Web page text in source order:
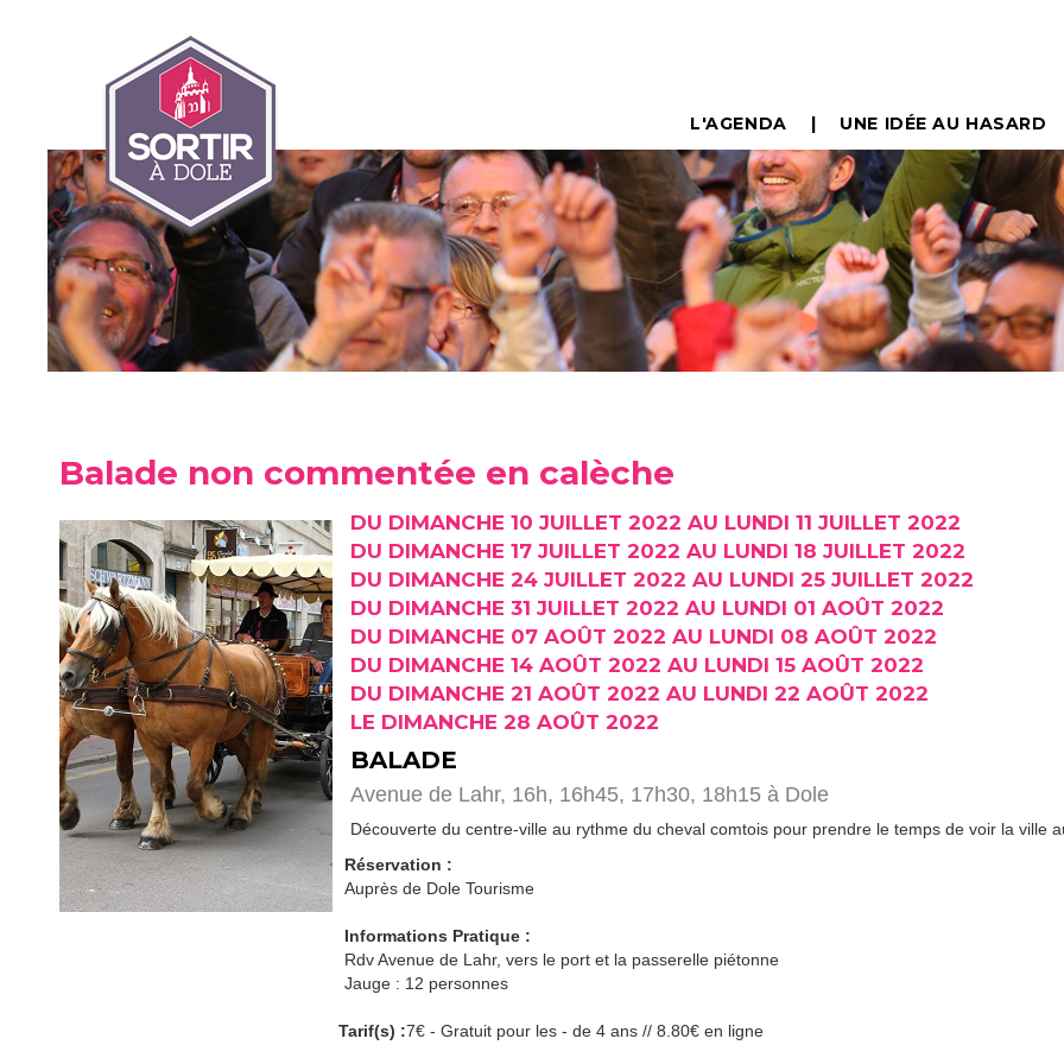
L'AGENDA UNE IDÉE AU HASARD
Balade non commentée en calèche
DU DIMANCHE 10 JUILLET 2022 AU LUNDI 11 JUILLET 2022
DU DIMANCHE 17 JUILLET 2022 AU LUNDI 18 JUILLET 2022
DU DIMANCHE 24 JUILLET 2022 AU LUNDI 25 JUILLET 2022
DU DIMANCHE 31 JUILLET 2022 AU LUNDI 01 AOÛT 2022
DU DIMANCHE 07 AOÛT 2022 AU LUNDI 08 AOÛT 2022
DU DIMANCHE 14 AOÛT 2022 AU LUNDI 15 AOÛT 2022
DU DIMANCHE 21 AOÛT 2022 AU LUNDI 22 AOÛT 2022
LE DIMANCHE 28 AOÛT 2022
BALADE
Avenue de Lahr, 16h, 16h45, 17h30, 18h15 à Dole
Découverte du centre-ville au rythme du cheval comtois pour prendre le temps de voir la ville
Réservation :
Auprès de Dole Tourisme
Informations Pratique :
Rdv Avenue de Lahr, vers le port et la passerelle piétonne
Jauge : 12 personnes
Tarif(s) :7€ - Gratuit pour les - de 4 ans // 8.80€ en ligne